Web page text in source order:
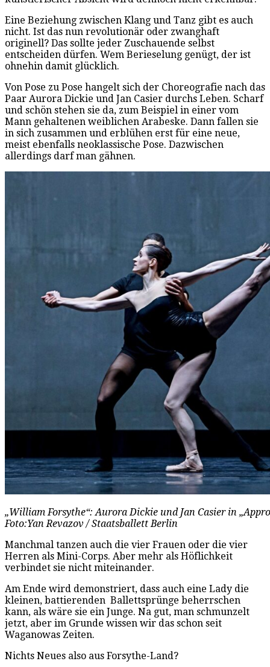
Eine Beziehung zwischen Klang und Tanz gibt es auch
nicht. Ist das nun revolutionär oder zwanghaft
originell? Das sollte jeder Zuschauende selbst
entscheiden dürfen. Wem Berieselung genügt, der ist
ohnehin damit glücklich.
Von Pose zu Pose hangelt sich der Choreografie nach das
Paar Aurora Dickie und Jan Casier durchs Leben. Scharf
und schön stehen sie da, zum Beispiel in einer vom
Mann gehaltenen weiblichen Arabeske. Dann fallen sie
in sich zusammen und erblühen erst für eine neue,
meist ebenfalls neoklassische Pose. Dazwischen
allerdings darf man gähnen.
„William Forsythe“: Aurora Dickie und Jan Casier in
Foto:Yan Revazov / Staatsballett Berlin
Manchmal tanzen auch die vier Frauen oder die vier
Herren als Mini-Corps. Aber mehr als Höflichkeit
verbindet sie nicht miteinander.
Am Ende wird demonstriert, dass auch eine Lady die
kleinen, battierenden Ballettsprünge beherrschen
kann, als wäre sie ein Junge. Na gut, man schmunzelt
jetzt, aber im Grunde wissen wir das schon seit
Waganowas Zeiten.
Nichts Neues also aus Forsythe-Land?